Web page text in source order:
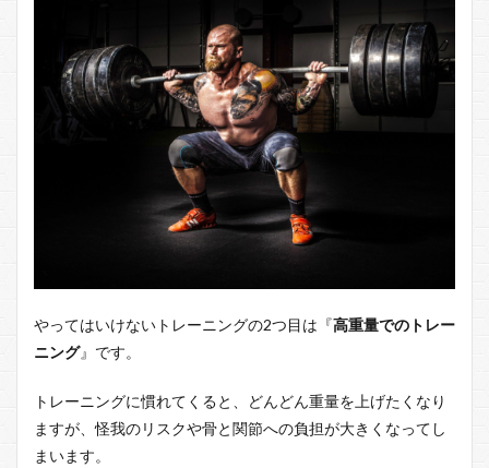
やってはいけないトレーニングの2つ目は『高重量でのトレー
ニング』です。
トレーニングに慣れてくると、どんどん重量を上げたくなり
ますが、怪我のリスクや骨と関節への負担が大きくなってし
まいます。